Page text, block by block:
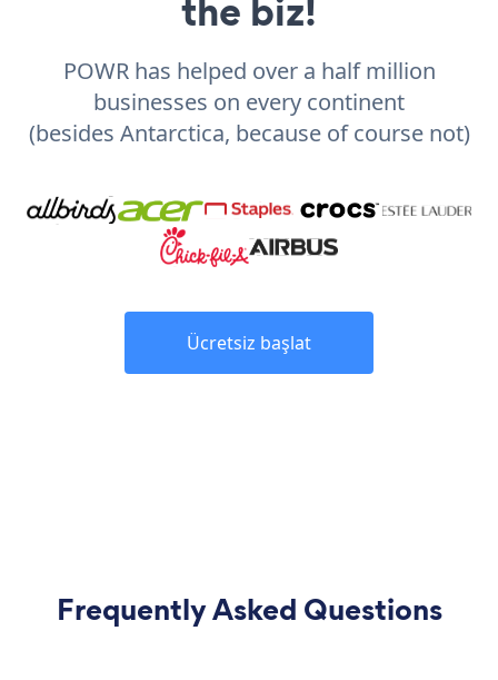
POWR has helped over a half million
businesses on every continent
(besides Antarctica, because of course not)
Ücretsiz başlat
Frequently Asked Questions